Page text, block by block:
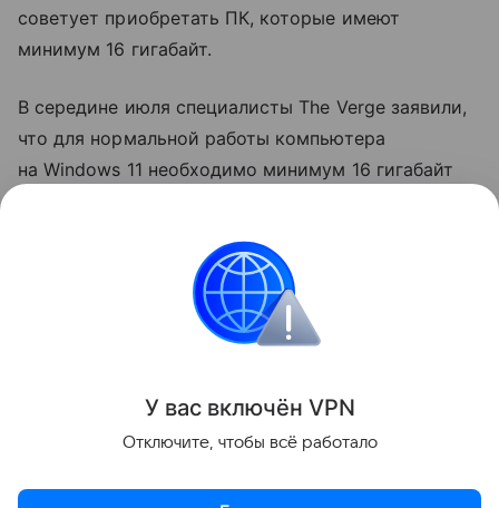
советует приобретать ПК, которые имеют
минимум 16 гигабайт.
В середине июля специалисты The Verge заявили,
что для нормальной работы компьютера
на Windows 11 необходимо минимум 16 гигабайт
Laptop, который имеет всего 8 гигабайт памяти.
Поделиться
У вас включён VPN
Отключите, чтобы всё работало